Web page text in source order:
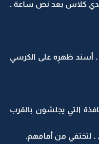
كلاس بعد نص ساعة .
. أسند ظهرِه على الكرسي
التي يجلسُون بالقرب
. لتختفي من أمامهم.